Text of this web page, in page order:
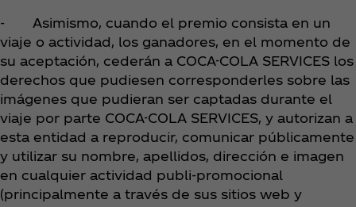
- Asimismo, cuando el premio consista en un
viaje o actividad, los ganadores, en el momento de
su aceptación, cederán a COCA-COLA SERVICES los
derechos que pudiesen corresponderles sobre las
imágenes que pudieran ser captadas durante el
viaje por parte COCA-COLA SERVICES, y autorizan a
esta entidad a reproducir, comunicar públicamente
y utilizar su nombre, apellidos, dirección e imagen
en cualquier actividad publi-promocional
(principalmente a través de sus sitios web y